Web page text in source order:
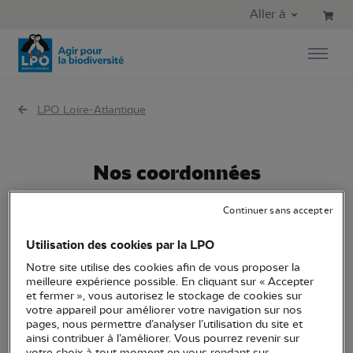
Aller au menu principal
Aller à
LPO Loire-Atlantique
Nos coordonnées
1 bis Avenue Jules Verne
44230 Saint-Sébastien-sur Loire
02 51 82 02 97
Utilisation des cookies par la LPO
Notre site utilise des cookies afin de vous proposer la
meilleure expérience possible. En cliquant sur « Accepter
et fermer », vous autorisez le stockage de cookies sur
votre appareil pour améliorer votre navigation sur nos
pages, nous permettre d’analyser l’utilisation du site et
ainsi contribuer à l’améliorer. Vous pourrez revenir sur
Continuer sans accepter